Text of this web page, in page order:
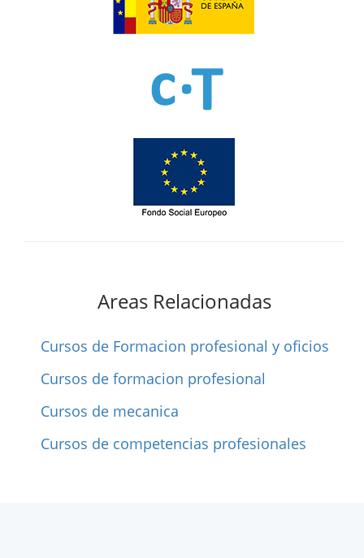
Areas Relacionadas
Cursos de Formacion profesional y oficios
Cursos de formacion profesional
Cursos de mecanica
Cursos de competencias profesionales